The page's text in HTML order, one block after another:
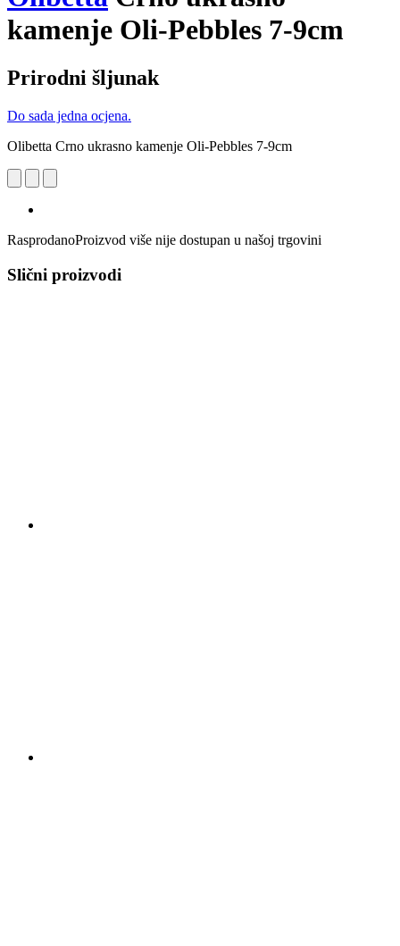
kamenje Oli-Pebbles 7-9cm
Prirodni šljunak
Do sada jedna ocjena.
Olibetta Crno ukrasno kamenje Oli-Pebbles 7-9cm
RasprodanoProizvod više nije dostupan u našoj trgovini
Slični proizvodi